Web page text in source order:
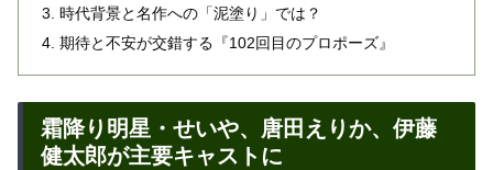
時代背景と名作への「泥塗り」では？
期待と不安が交錯する『102回目のプロポーズ』
霜降り明星・せいや、唐田えりか、伊藤
健太郎が主要キャストに